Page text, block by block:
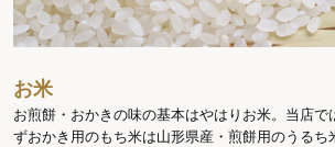
お米
お煎餅・おかきの味の基本はやはりお米。当店で
ずおかき用のもち米は山形県産・煎餅用のうるち